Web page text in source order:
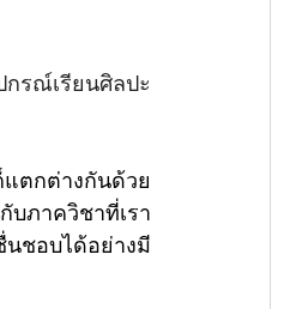
กรณ์เรียนศิลปะ
ตกต่างกันด้วย
ภาควิชาที่เรา
นชอบได้อย่างมี